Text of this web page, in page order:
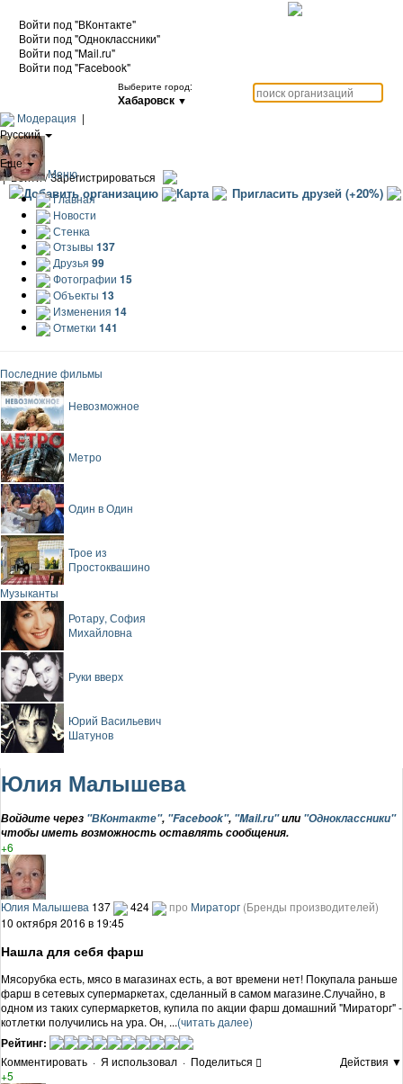
Войти под "ВКонтакте"
Войти под "Одноклассники"
Войти под "Mail.ru"
Войти под "Facebook"
Выберите город:
Хабаровск ▼
Модерация |
Русский
|
Еще
|Войти / Зарегистрироваться
Добавить организацию Карта Пригласить друзей (+20%)
Меню
Главная
Новости
Стенка
Отзывы 137
Друзья 99
Фотографии 15
Объекты 13
Изменения 14
Отметки 141
Последние фильмы
Невозможное
Метро
Один в Один
Трое из
Простоквашино
Музыканты
Ротару, София
Михайловна
Руки вверх
Юрий Васильевич
Шатунов
Юлия Малышева
Войдите через "ВКонтакте", "Facebook", "Mail.ru"или "Одноклассники"
чтобы иметь возможность оставлять сообщения.
+6
Юлия Малышева 137 424 про Мираторг (Бренды производителей)
10 октября 2016 в 19:45
Нашла для себя фарш
Мясорубка есть, мясо в магазинах есть, а вот времени нет! Покупала раньше
фарш в сетевых супермаркетах, сделанный в самом магазине.Случайно, в
одном из таких супермаркетов, купила по акции фарш домашний "Мираторг" -
котлетки получились на ура. Он, ...(читать далее)
Рейтинг:
Комментировать · Я использовал · Поделиться
Действия ▼
+5